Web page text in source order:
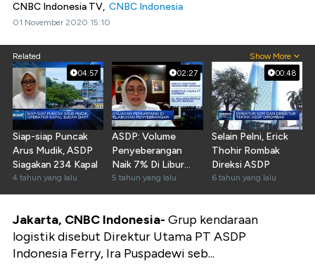
CNBC Indonesia TV, CNBC Indonesia
01 November 2020 15:10
Related Show More
04:57
Siap-siap Puncak
Arus Mudik, ASDP
Siagakan 234 Kapal
4 tahun yang lalu
02:27
ASDP: Volume
Penyeberangan
Naik 7% Di Libur
Panjang
5 tahun yang lalu
00:48
Selain Pelni, Erick
Thohir Rombak
Direksi ASDP
6 tahun yang lalu
Jakarta, CNBC Indonesia- Grup kendaraan
logistik disebut Direktur Utama PT ASDP
Indonesia Ferry, Ira Puspadewi seb...